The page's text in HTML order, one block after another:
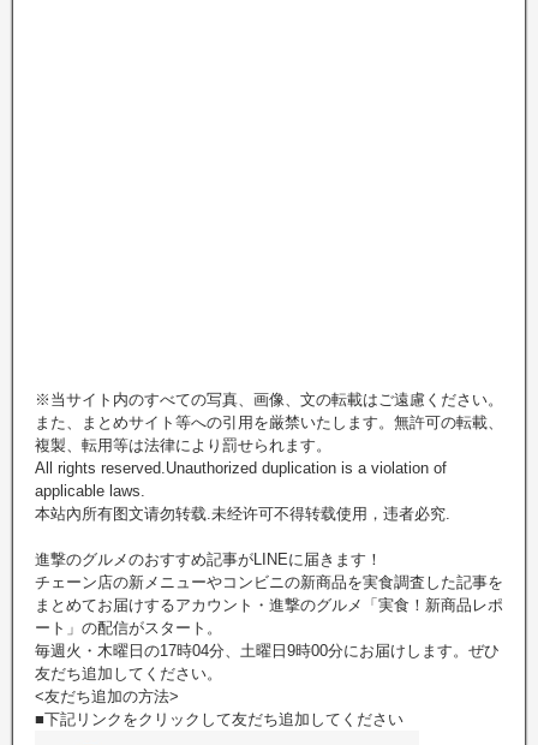
※当サイト内のすべての写真、画像、文の転載はご遠慮ください。
また、まとめサイト等への引用を厳禁いたします。無許可の転載、
複製、転用等は法律により罰せられます。
All rights reserved.Unauthorized duplication is a violation of
applicable laws.
本站內所有图文请勿转载.未经许可不得转载使用，违者必究.
進撃のグルメのおすすめ記事がLINEに届きます！
チェーン店の新メニューやコンビニの新商品を実食調査した記事を
まとめてお届けするアカウント・進撃のグルメ「実食！新商品レポ
ート」の配信がスタート。
毎週火・木曜日の17時04分、土曜日9時00分にお届けします。ぜひ
友だち追加してください。
<友だち追加の方法>
■下記リンクをクリックして友だち追加してください